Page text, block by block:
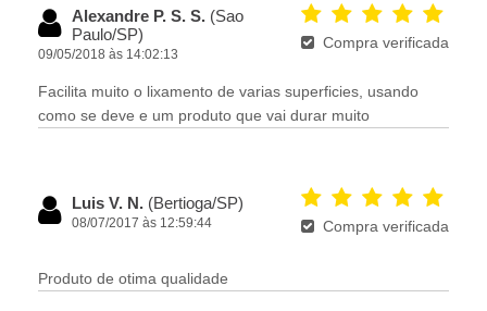
Alexandre P. S. S. (Sao
Paulo/SP)
09/05/2018 às 14:02:13
Compra verificada
Facilita muito o lixamento de varias superficies, usando
como se deve e um produto que vai durar muito
Luis V. N. (Bertioga/SP)
08/07/2017 às 12:59:44 Compra verificada
Produto de otima qualidade